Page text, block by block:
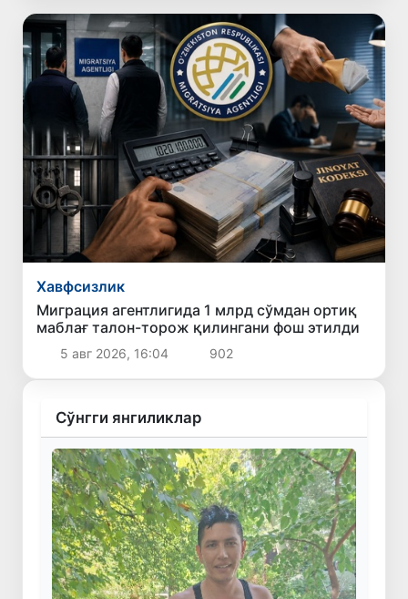
Хавфсизлик
Миграция агентлигида 1 млрд сўмдан ортиқ
маблағ талон-торож қилингани фош этилди
5 авг 2026, 16:04 902
Сўнгги янгиликлар